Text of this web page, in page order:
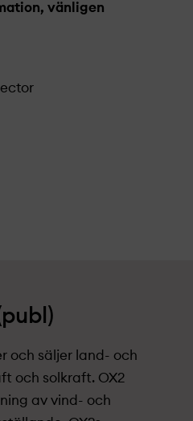
vänligen
och säljer land- och
och solkraft. OX2
av vind- och